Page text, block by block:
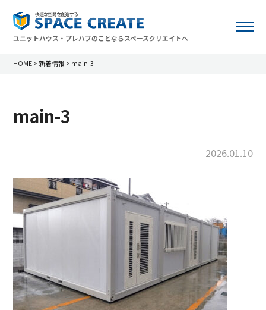
ユニットハウス・プレハブのことならスペースクリエイトへ
HOME > 新着情報 > main-3
main-3
2026.01.10